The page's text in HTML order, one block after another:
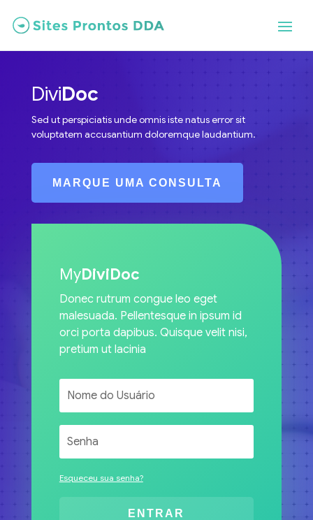
DiviDoc
Sed ut perspiciatis unde omnis iste natus error sit
voluptatem accusantium doloremque laudantium.
MARQUE UMA CONSULTA
MyDiviDoc
Donec rutrum congue leo eget
malesuada. Pellentesque in ipsum id
orci porta dapibus. Quisque velit nisi,
pretium ut lacinia
Esqueceu sua senha?
ENTRAR